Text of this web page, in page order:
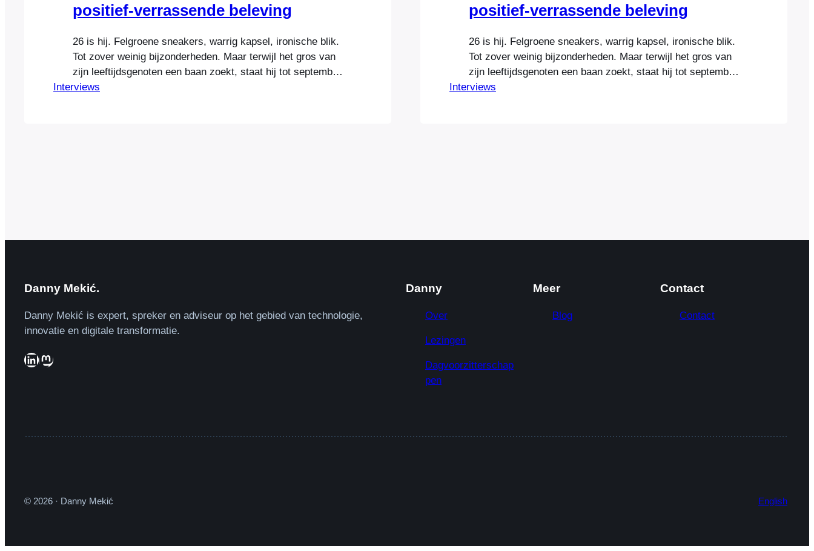
positief-verrassende beleving
26 is hij. Felgroene sneakers, warrig kapsel, ironische blik.
Tot zover weinig bijzonderheden. Maar terwijl het gros van
zijn leeftijdsgenoten een baan zoekt, staat hij tot september
2014 volgeboekt met internationale consultancyopdrachten,
Interviews
positief-verrassende beleving
26 is hij. Felgroene sneakers, warrig kapsel, ironische blik.
Tot zover weinig bijzonderheden. Maar terwijl het gros van
zijn leeftijdsgenoten een baan zoekt, staat hij tot september
2014 volgeboekt met internationale consultancyopdrachten,
Interviews
Danny Mekić.
Danny Mekić is expert, spreker en adviseur op het gebied van technologie,
innovatie en digitale transformatie.
LinkedIn Mastodon
Danny
Over
Lezingen
Dagvoorzitterschap
pen
Meer
Blog
Contact
Contact
© 2026 · Danny Mekić English